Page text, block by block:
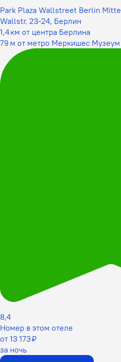
Park Plaza Wallstreet Berlin Mitte
Wallstr. 23-24, Берлин
1,4 км от центра Берлина
79 м от метро Меркишес Музеум
8,4
Номер в этом отеле
от 13 173 ₽
за ночь